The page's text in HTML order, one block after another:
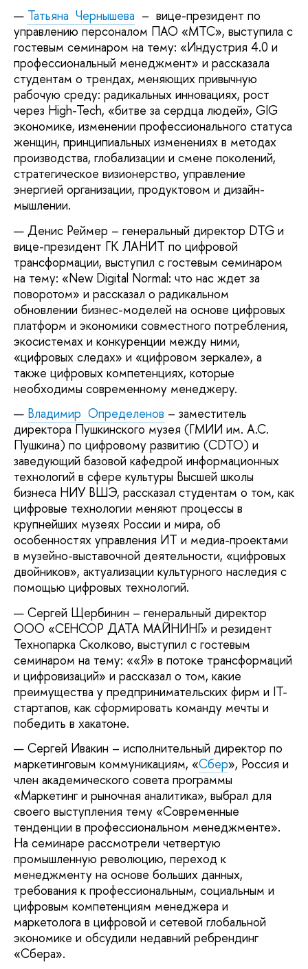
Татьяна Чернышева – вице-президент по
управлению персоналом ПАО «МТС», выступила с
гостевым семинаром на тему: «Индустрия 4.0 и
профессиональный менеджмент​» и рассказала
студентам о трендах, меняющих привычную
рабочую среду: радикальных инновациях, рост
через High-Tech, «битве за сердца людей», GIG
экономике, изменении профессионального статуса
женщин, принципиальных изменениях в методах
производства, глобализации и смене поколений,
стратегическое визионерство, управление
энергией организации, продуктовом и дизайн-
мышлении.
Денис Реймер – генеральный директор DTG и
вице-президент ГК ЛАНИТ по цифровой
трансформации, выступил с гостевым семинаром
на тему: «New Digital Normal: что нас ждет за
поворотом» и рассказал о радикальном
обновлении бизнес-моделей на основе цифровых
платформ и экономики совместного потребления,
экосистемах и конкуренции между ними,
«цифровых следах» и «цифровом зеркале», а
также цифровых компетенциях, которые
необходимы современному менеджеру.
Владимир Определенов – заместитель
директора Пушкинского музея (ГМИИ им. А.С.
Пушкина) по цифровому развитию (CDTO) и
заведующий базовой кафедрой информационных
технологий в сфере культуры Высшей школы
бизнеса НИУ ВШЭ, рассказал студентам о том, как
цифровые технологии меняют процессы в
крупнейших музеях России и мира, об
особенностях управления ИТ и медиа-проектами
в музейно-выставочной деятельности, «цифровых
двойников», актуализации культурного наследия с
помощью цифровых технологий.
Сергей Щербинин – генеральный директор
ООО «СЕНСОР ДАТА МАЙНИНГ» и резидент
Технопарка Сколково, выступил с гостевым
семинаром на тему: ««Я» в потоке трансформаций
и цифровизаций» и рассказал о том, какие
преимущества у предпринимательских фирм и IT-
стартапов, как сформировать команду мечты и
победить в хакатоне.
Сергей Ивакин – исполнительный директор по
маркетинговым коммуникациям, «Сбер», Россия и
член академического совета программы
«Маркетинг и рыночная аналитика», выбрал для
своего выступления тему «Современные
тенденции в профессиональном менеджменте».
На семинаре рассмотрели четвертую
промышленную революцию, переход к
менеджменту на основе больших данных,
требования к профессиональным, социальным и
цифровым компетенциям менеджера и
маркетолога в цифровой и сетевой глобальной
экономике и обсудили недавний ребрендинг
«Сбера».